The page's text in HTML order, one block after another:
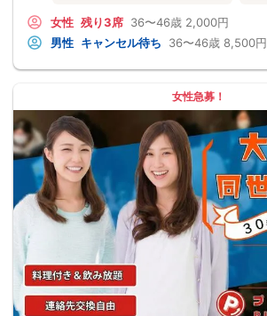
女性 残り3席 36〜46歳 2,000円
男性 キャンセル待ち 36〜46歳 8,500円
女性急募！